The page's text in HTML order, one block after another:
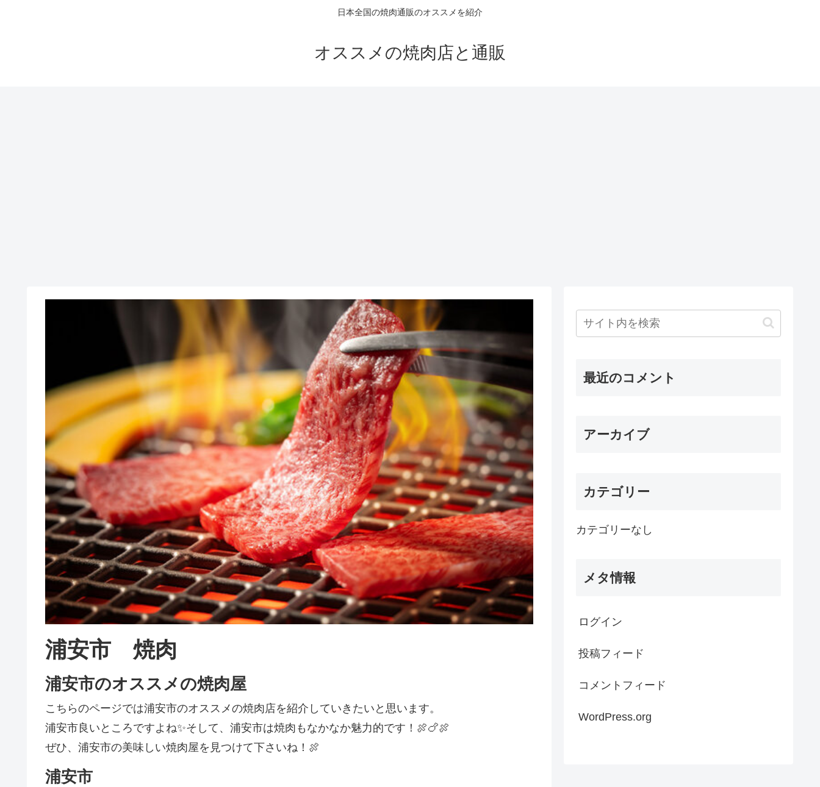
日本全国の焼肉通販のオススメを紹介
オススメの焼肉店と通販
浦安市 焼肉
浦安市のオススメの焼肉屋
こちらのページでは浦安市のオススメの焼肉店を紹介していきたいと思います。
浦安市良いところですよね✨そして、浦安市は焼肉もなかなか魅力的です！🍖🍗🍖
ぜひ、浦安市の美味しい焼肉屋を見つけて下さいね！🍖
浦安市
最近のコメント
アーカイブ
カテゴリー
カテゴリーなし
メタ情報
ログイン
投稿フィード
コメントフィード
WordPress.org